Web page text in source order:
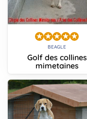
BEAGLE
Golf des collines
mimetaines